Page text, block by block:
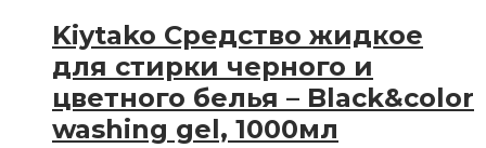
Kiytako Средство жидкое
для стирки черного и
цветного белья – Black&color
washing gel, 1000мл